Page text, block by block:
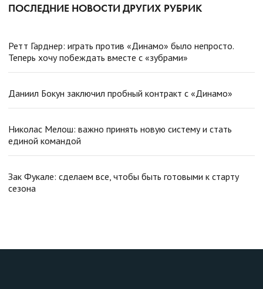
ПОСЛЕДНИЕ НОВОСТИ ДРУГИХ РУБРИК
Ретт Гарднер: играть против «Динамо» было непросто.
Теперь хочу побеждать вместе с «зубрами»
Даниил Бокун заключил пробный контракт с «Динамо»
Николас Мелош: важно принять новую систему и стать
единой командой
Зак Фукале: сделаем все, чтобы быть готовыми к старту
сезона